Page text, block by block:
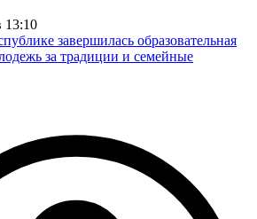
13:10
завершилась образовательная
за традиции и семейные